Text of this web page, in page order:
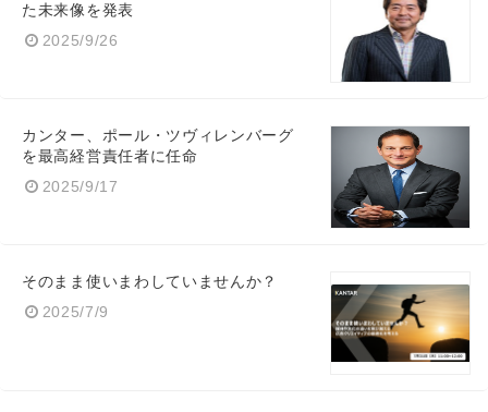
た未来像を発表
2025/9/26
カンター、ポール・ツヴィレンバーグ
を最高経営責任者に任命
2025/9/17
そのまま使いまわしていませんか？
2025/7/9